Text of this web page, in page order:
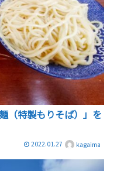
（特製もりそば）」を
2022.01.27 kagaima